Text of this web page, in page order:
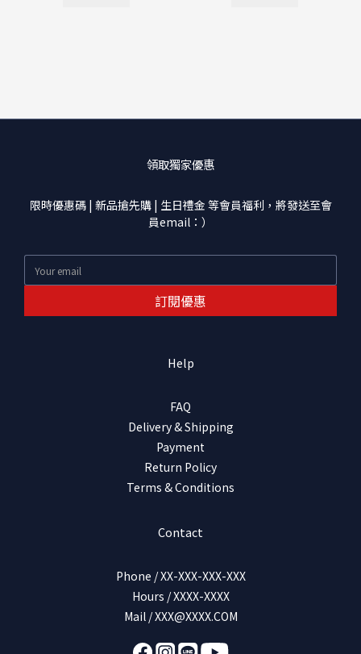
領取獨家優惠
限時優惠碼 | 新品搶先購 | 生日禮金 等會員福利，將發送至會
員email：）
訂閱優惠
Help
FAQ
Delivery & Shipping
Payment
Return Policy
Terms & Conditions
Contact
Phone / XX-XXX-XXX-XXX
Hours / XXXX-XXXX
Mail / XXX@XXXX.COM